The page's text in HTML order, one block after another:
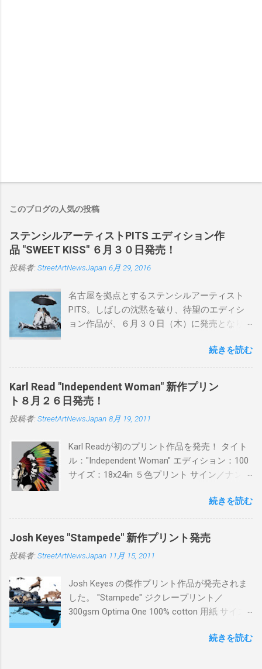
このブログの人気の投稿
ステンシルアーティストPITS エディション作
品 "SWEET KISS" ６月３０日発売！
投稿者: StreetArtNewsJapan 6月 29, 2016
名古屋を拠点とするステンシルアーティスト
PITS。しばしの沈黙を破り、待望のエディシ
ョン作品が、６月３０日（木）に発売となり
品に落とし込むスタイルは今作でも健在。(
PITSの過去記事はこちらから ) 発売日：6月30
日(木)19時 タイトル：SWEET KISS カラー：
BLUE/MINT GREEN/PINK/YELLOW エディショ
ン：各色５ サイズ：800mm × 550mm 価格：
¥16,000(¥17,280) 購入は、 こちら から
続きを読む
Karl Read "Independent Woman" 新作プリン
ト８月２６日発売！
投稿者: StreetArtNewsJapan 8月 19, 2011
Karl Readが初のプリント作品を発売！ タイト
ル："Independent Woman" エディション：100
サイズ：18x24in ５色プリント サイン／ナンバ
ドフィニッシュバージョン（エディション：
25）$125 購入は８月２６日に こちら から
続きを読む
Josh Keyes "Stampede" 新作プリント発売
投稿者: StreetArtNewsJapan 11月 15, 2011
Josh Keyes の傑作プリント作品が発売されま
した。 "Stampede" ジクレープリント／
300gsm Optima One 100% cotton 用紙 サイズ:
ィション：350 価格: $350 + 送料 購入は こち
続きを読む